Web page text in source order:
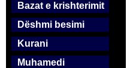
Bazat e krishterimit
Dëshmi besimi
Kurani
Muhamedi